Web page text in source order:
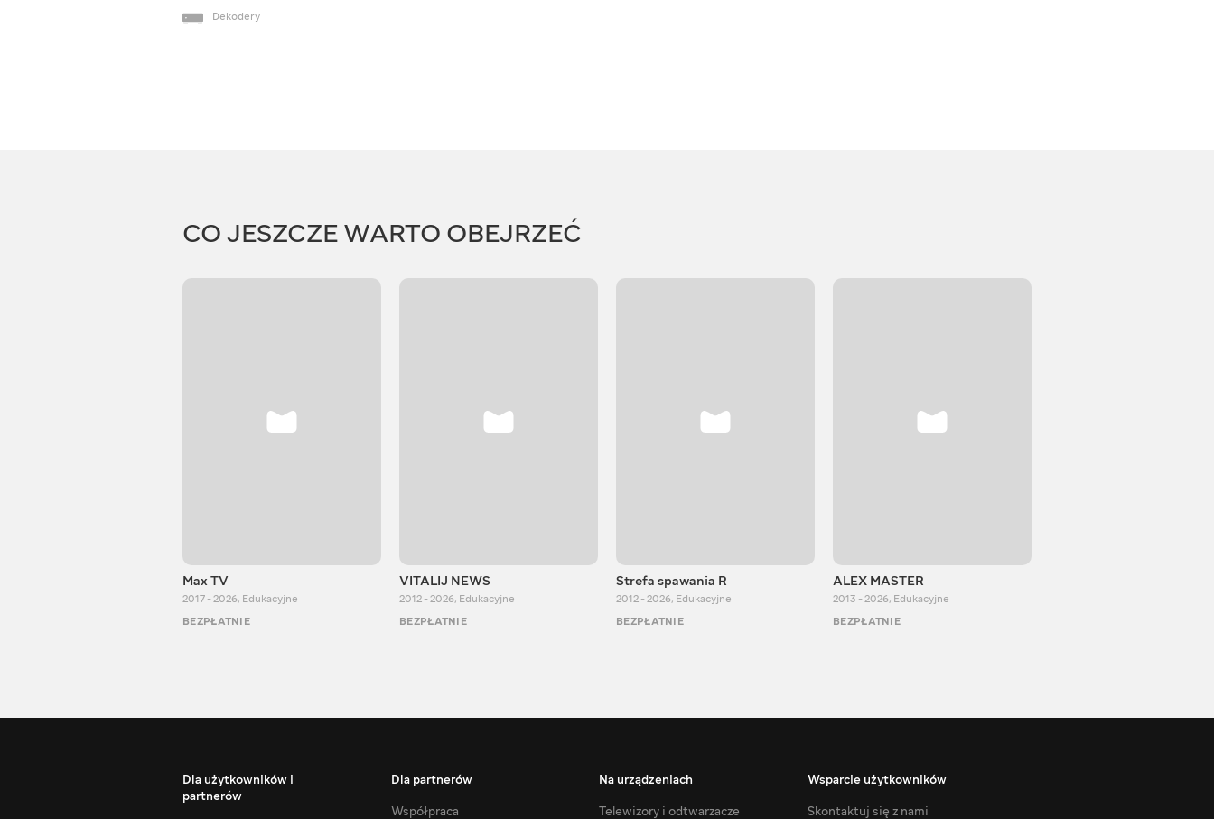
Dekodery
CO JESZCZE WARTO OBEJRZEĆ
Max TV
2017 - 2026, Edukacyjne
BEZPŁATNIE
VITALIJ NEWS
2012 - 2026, Edukacyjne
BEZPŁATNIE
Strefa spawania R
2012 - 2026, Edukacyjne
BEZPŁATNIE
ALEX MASTER
2013 - 2026, Edukacyjne
BEZPŁATNIE
Dla użytkowników i
partnerów
Dla partnerów
Współpraca
Na urządzeniach
Telewizory i odtwarzacze
Wsparcie użytkowników
Skontaktuj się z nami